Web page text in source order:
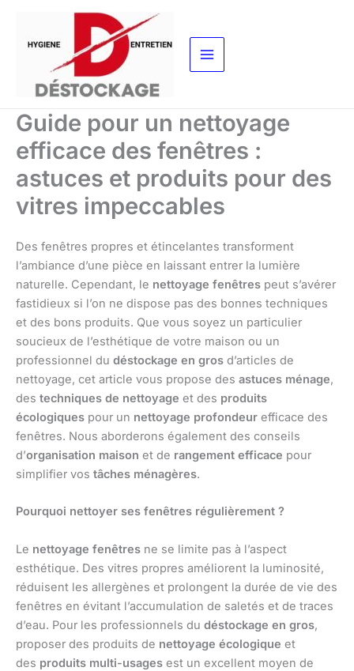
contenu
Guide pour un nettoyage
efficace des fenêtres :
astuces et produits pour des
vitres impeccables
Des fenêtres propres et étincelantes transforment
l’ambiance d’une pièce en laissant entrer la lumière
naturelle. Cependant, le nettoyage fenêtres peut s’avérer
fastidieux si l’on ne dispose pas des bonnes techniques
et des bons produits. Que vous soyez un particulier
soucieux de l’esthétique de votre maison ou un
professionnel du déstockage en gros d’articles de
nettoyage, cet article vous propose des astuces ménage,
des techniques de nettoyage et des produits
écologiques pour un nettoyage profondeur efficace des
fenêtres. Nous aborderons également des conseils
d’organisation maison et de rangement efficace pour
simplifier vos tâches ménagères.
Pourquoi nettoyer ses fenêtres régulièrement ?
Le nettoyage fenêtres ne se limite pas à l’aspect
esthétique. Des vitres propres améliorent la luminosité,
réduisent les allergènes et prolongent la durée de vie des
fenêtres en évitant l’accumulation de saletés et de traces
d’eau. Pour les professionnels du déstockage en gros,
proposer des produits de nettoyage écologique et
des produits multi-usages est un excellent moyen de